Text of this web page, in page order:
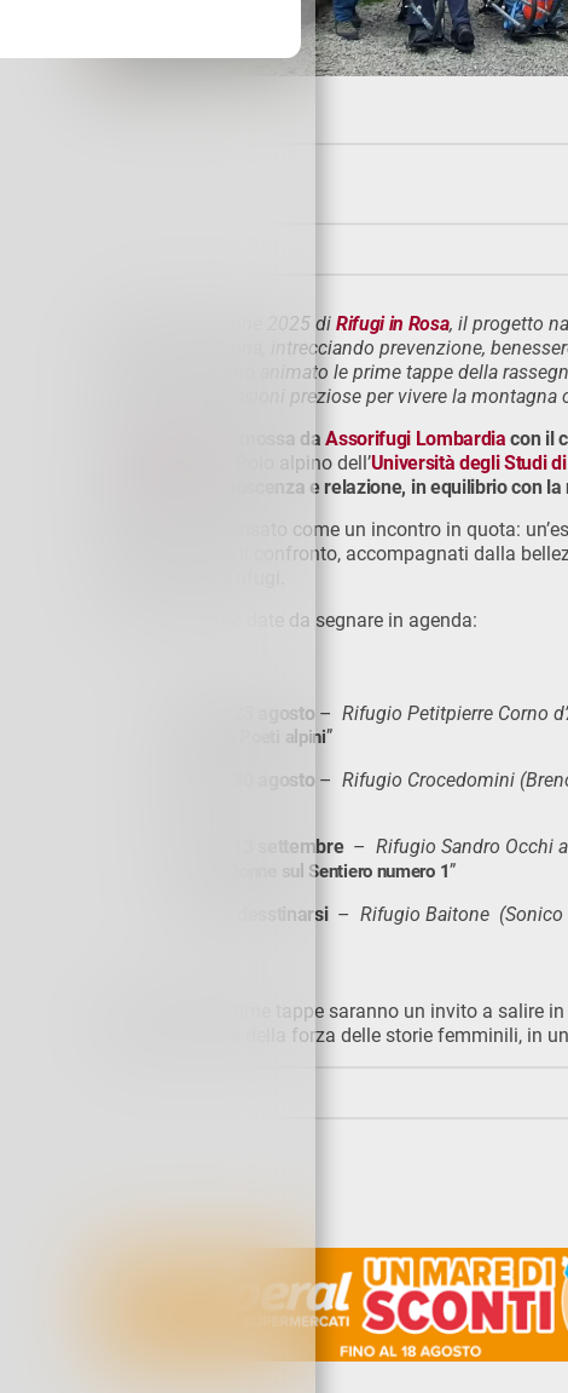
Prosegue l’edizione 2025 di Rifugi in Rosa, il progetto
donne in montagna, intrecciando prevenzione,
incontri che hanno animato le prime tappe della
programma, occasioni preziose per vivere la
promossa daAssorifugi Lombardia con il
, il Polo alpino dell’Università degli Studi
unire salute, conoscenza e relazione, in equilibrio con
Ogni evento è pensato come un incontro in quota:
testimonianza e il confronto, accompagnati dalla
Ecco le prossime date da segnare in agenda:
Sabato 23 agosto –Rifugio Petitpierre Corno
tracce di Poeti alpini”
Sabato 30 agosto – Rifugio Crocedomini
Sabato 13 settembre – Rifugio Sandro Occhi
Donne sul Sentiero numero 1”
Data da desstinarsi–Rifugio Baitone
Anche queste ultime tappe saranno un invito a salire
della cura di sé e della forza delle storie femminili, in